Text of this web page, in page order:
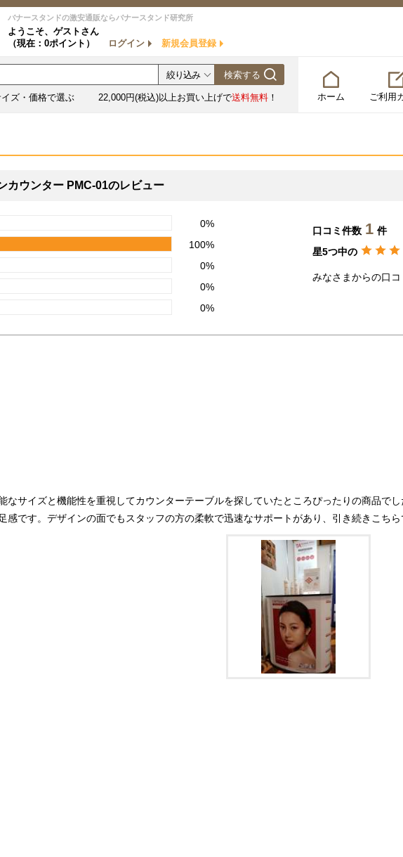
バナースタンドの激安通販ならバナースタンド研究所
ようこそ、 ゲストさん
（現在：0ポイント）
ログイン 新規会員登録
ホーム ご利用
ズ・価格で選ぶ 22,000円(税込)以上お買い上げで送料無料 ！
カウンター PMC-01のレビュー
0%
100%
0%
0%
0%
口コミ件数 1 件
星5つ中の
みなさまからの口コ
なサイズと機能性を重視してカウンターテーブルを探していたところぴったりの商品で
感です。デザインの面でもスタッフの方の柔軟で迅速なサポートがあり、引き続きこちら